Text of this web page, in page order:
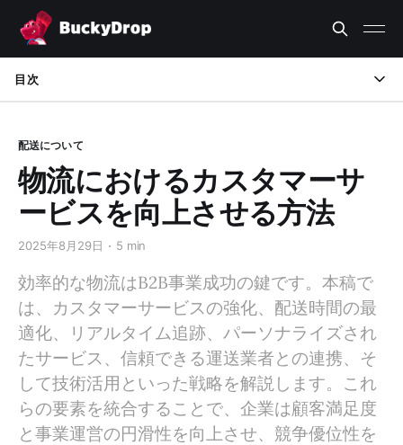
目次
透明性と追跡
個別化とカスタマイズ
信頼できる運送業者との提携
効率化のための技術活用
物流チームの能力向上
持続可能で倫理的な実践
効率的な問題解決
配送について
物流におけるカスタマーサ
ービスを向上させる方法
2025年8月29日 5 min
効率的な物流はB2B事業成功の鍵です。本稿で
は、カスタマーサービスの強化、配送時間の最
適化、リアルタイム追跡、パーソナライズされ
たサービス、信頼できる運送業者との連携、そ
して技術活用といった戦略を解説します。これ
らの要素を統合することで、企業は顧客満足度
と事業運営の円滑性を向上させ、競争優位性を